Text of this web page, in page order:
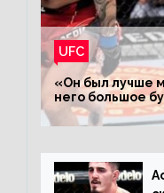
UFC
«Он был лучше
него большое
о поражении